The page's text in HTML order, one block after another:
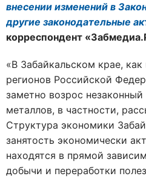
внесении изменений в
другие законодательные
корреспондент
«В Забайкальском крае,
регионов Российской
заметно возрос
металлов, в частности,
Структура экономики
занятость экономически
находятся в прямой
добычи и переработки